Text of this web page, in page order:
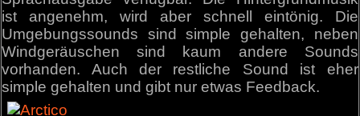
ist angenehm, wird aber schnell eintönig. Die
Umgebungssounds sind simple gehalten, neben
Windgeräuschen sind kaum andere Sounds
vorhanden. Auch der restliche Sound ist eher
simple gehalten und gibt nur etwas Feedback.